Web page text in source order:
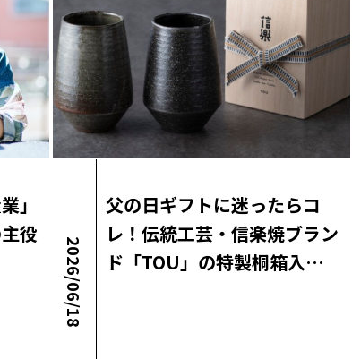
」
役
2026/06/18
父の日ギフトに迷ったらコ
レ！伝統工芸・信楽焼ブラン
ド「TOU」の特製桐箱入…